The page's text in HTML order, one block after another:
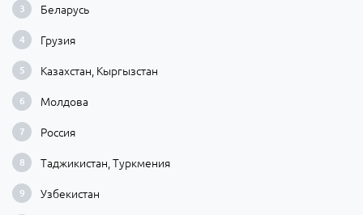
Беларусь
Грузия
Казахстан, Кыргызстан
Молдова
Россия
Таджикистан, Туркмения
Узбекистан